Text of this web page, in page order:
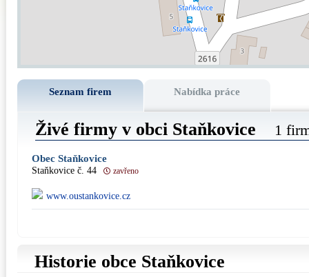
Seznam firem Nabídka práce
Živé firmy v obci Staňkovice 1
Obec Staňkovice
Staňkovice č. 44 zavřeno
www.oustankovice.cz
Historie obce Staňkovice